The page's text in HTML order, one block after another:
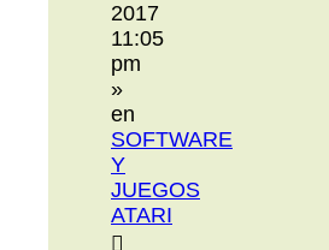
2017
11:05
pm
»
en
SOFTWARE
Y
JUEGOS
ATARI